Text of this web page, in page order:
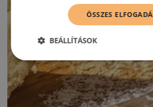
ÖSSZES
BEÁLLÍTÁSOK